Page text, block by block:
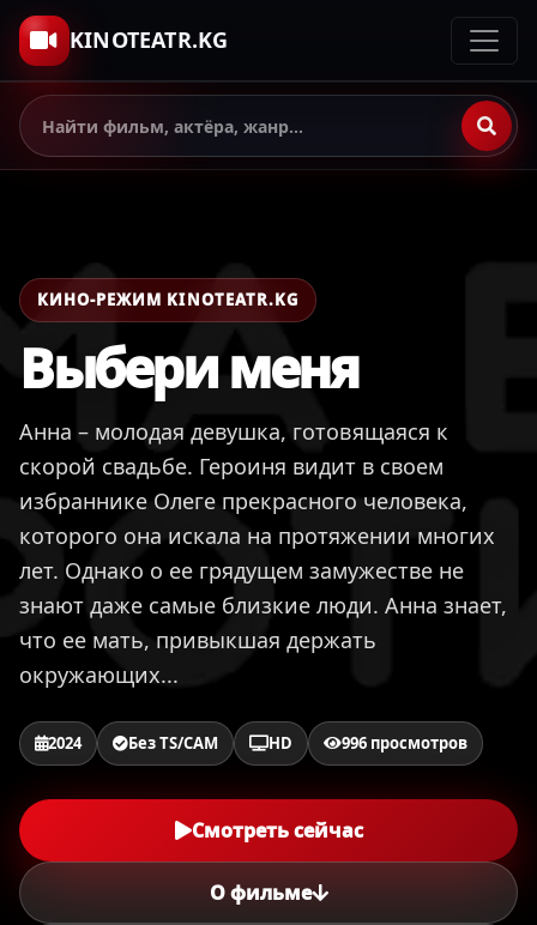
KINOTEATR.KG
КИНО-РЕЖИМ KINOTEATR.KG
Выбери меня
Анна – молодая девушка, готовящаяся к
скорой свадьбе. Героиня видит в своем
избраннике Олеге прекрасного человека,
которого она искала на протяжении многих
лет. Однако о ее грядущем замужестве не
знают даже самые близкие люди. Анна знает,
что ее мать, привыкшая держать
окружающих...
2024 Без TS/CAM HD 996 просмотров
Смотреть сейчас
О фильме